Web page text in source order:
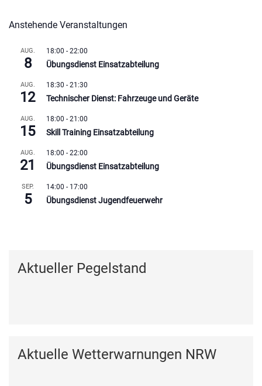
Anstehende Veranstaltungen
AUG.
8
18:00 - 22:00
Übungsdienst Einsatzabteilung
AUG.
12
18:30 - 21:30
Technischer Dienst: Fahrzeuge und Geräte
AUG.
15
18:00 - 21:00
Skill Training Einsatzabteilung
AUG.
21
18:00 - 22:00
Übungsdienst Einsatzabteilung
SEP.
5
14:00 - 17:00
Übungsdienst Jugendfeuerwehr
Aktueller Pegelstand
Aktuelle Wetterwarnungen NRW